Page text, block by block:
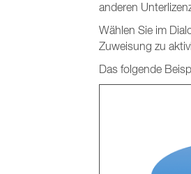
anderen
Wählen Sie im
Zuweisung zu
Das folgende